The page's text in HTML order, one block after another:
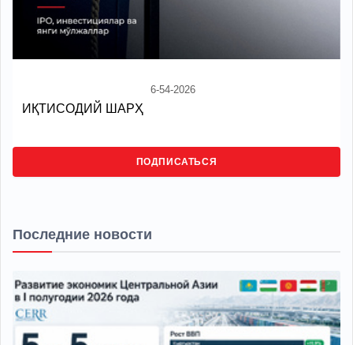
6-54-2026
ИҚТИСОДИЙ ШАРҲ
ПОДПИСАТЬСЯ
Последние новости